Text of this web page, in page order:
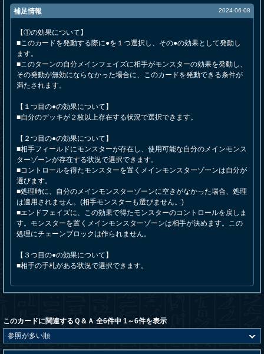
補足情報 2024-06-08
【①の効果について】
■このカードを発動する際に●を１つ選択し、その●の効果として発動し
ます。
■このターンの自分メインフェイズに相手がモンスターの効果を発動し、
その発動が無効にならなかった場合に、このカードを発動できる条件が
満たされます。
【１つ目の●の効果について】
■自分のデッキが２枚以上存在する状況で選択できます。
【２つ目の●の効果について】
■相手フィールドにモンスターが存在し、使用可能な自分のメインモンス
ターゾーンが存在する状況で選択できます。
■コントロールを得たモンスターを置くメインモンスターゾーンは自分が
選びます。
■処理時に、自分のメインモンスターゾーンに空きがなかった場合、処理
は適用されません。(相手モンスターも選びません。)
■エンドフェイズに、この効果で得たモンスターのコントロールを戻しま
す。モンスターを置くメインモンスターゾーンは相手が決めます。この
処理にチェーンブロックは作られません。
【３つ目の●の効果について】
■相手の手札がある状況で選択できます。
このカードに関連するＱ＆Ａ 全6件中 1～6件を表示